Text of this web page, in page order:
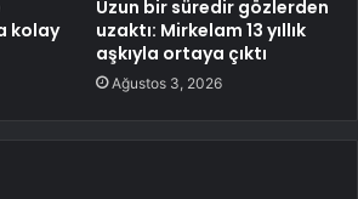
kolay
Uzun bir süredir gözlerden
uzaktı: Mirkelam 13 yıllık
aşkıyla ortaya çıktı
Ağustos 3, 2026